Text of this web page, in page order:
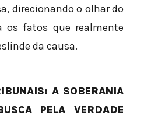
direcionando o olhar do
os fatos que realmente
da causa.
A SOBERANIA
PELA VERDADE